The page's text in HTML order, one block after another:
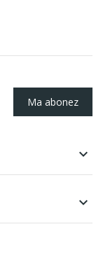
Ma abonez

